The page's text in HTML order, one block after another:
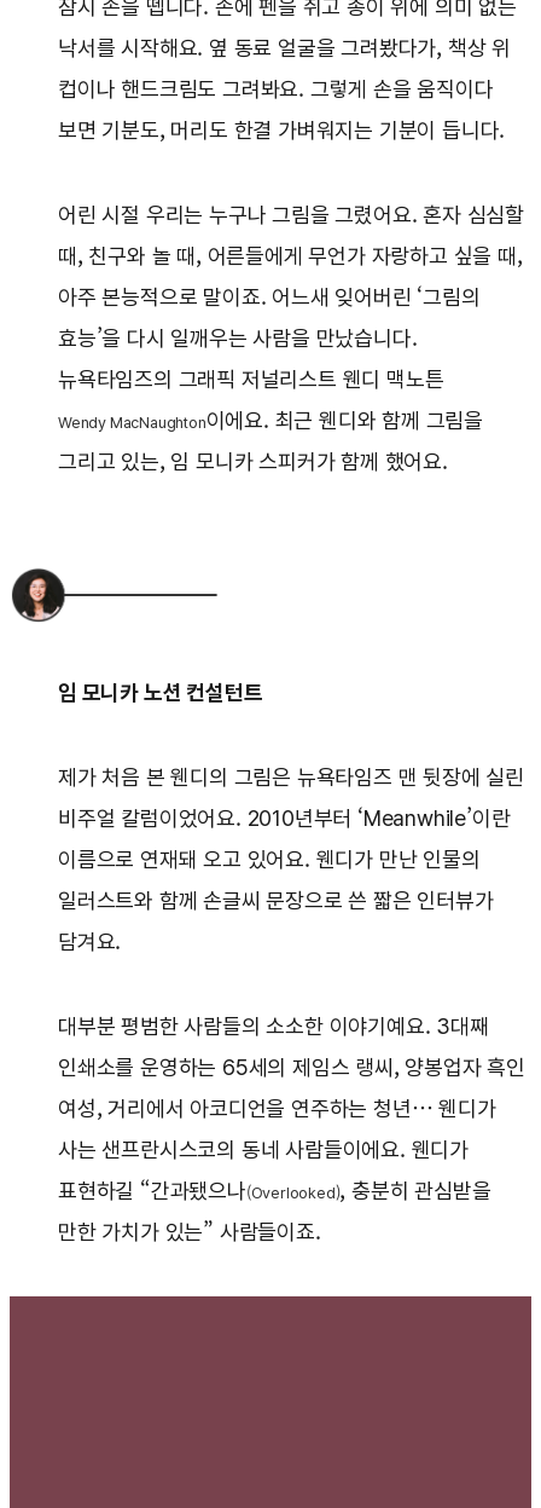
잠시 손을 뗍니다. 손에 펜을 쥐고 종이 위에 의미 없는
낙서를 시작해요. 옆 동료 얼굴을 그려봤다가, 책상 위
컵이나 핸드크림도 그려봐요. 그렇게 손을 움직이다
보면 기분도, 머리도 한결 가벼워지는 기분이 듭니다.
어린 시절 우리는 누구나 그림을 그렸어요. 혼자 심심할
때, 친구와 놀 때, 어른들에게 무언가 자랑하고 싶을 때,
아주 본능적으로 말이죠. 어느새 잊어버린 ‘그림의
효능’을 다시 일깨우는 사람을 만났습니다.
뉴욕타임즈의 그래픽 저널리스트 웬디 맥노튼
Wendy MacNaughton이에요. 최근 웬디와 함께 그림을
그리고 있는, 임 모니카 스피커가 함께 했어요.
임 모니카 노션 컨설턴트
제가 처음 본 웬디의 그림은 뉴욕타임즈 맨 뒷장에 실린
비주얼 칼럼이었어요. 2010년부터 ‘Meanwhile’이란
이름으로 연재돼 오고 있어요. 웬디가 만난 인물의
일러스트와 함께 손글씨 문장으로 쓴 짧은 인터뷰가
담겨요.
대부분 평범한 사람들의 소소한 이야기예요. 3대째
인쇄소를 운영하는 65세의 제임스 랭씨, 양봉업자 흑인
여성, 거리에서 아코디언을 연주하는 청년… 웬디가
사는 샌프란시스코의 동네 사람들이에요. 웬디가
표현하길 “간과됐으나(Overlooked), 충분히 관심받을
만한 가치가 있는” 사람들이죠.